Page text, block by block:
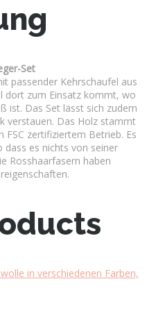
Set
passender Kehrschaufel aus
dort zum Einsatz kommt, wo
ist. Das Set lässt sich zudem
verstauen. Das Holz stammt
zertifiziertem Betrieb. Es
es nichts von seiner
Rosshaarfasern haben